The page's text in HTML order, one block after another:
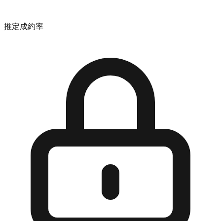
推定成約率